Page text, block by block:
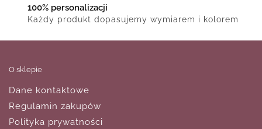
100% personalizacji
Każdy produkt dopasujemy wymiarem i kolorem
O sklepie
Dane kontaktowe
Regulamin zakupów
Polityka prywatności